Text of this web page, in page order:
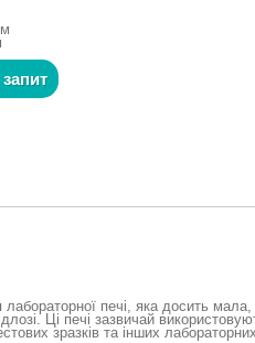
печі, яка досить
Ці печі зазвичай
зразків та інших